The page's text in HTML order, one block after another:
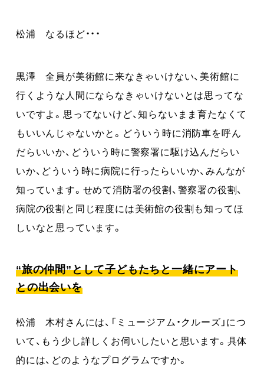
松浦 なるほど・・・
黒澤 全員が美術館に来なきゃいけない、美術館に
行くような人間にならなきゃいけないとは思ってな
いですよ。思ってないけど、知らないまま育たなくて
もいいんじゃないかと。どういう時に消防車を呼ん
だらいいか、どういう時に警察署に駆け込んだらい
いか、どういう時に病院に行ったらいいか、みんなが
知っています。せめて消防署の役割、警察署の役割、
病院の役割と同じ程度には美術館の役割も知ってほ
しいなと思っています。
“旅の仲間”として子どもたちと一緒にアート
との出会いを
松浦 木村さんには、「ミュージアム・クルーズ」につ
いて、もう少し詳しくお伺いしたいと思います。具体
的には、どのようなプログラムですか。